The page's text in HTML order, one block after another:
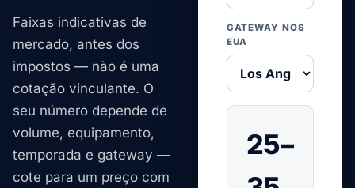
Faixas indicativas de
mercado, antes dos
impostos — não é uma
cotação vinculante. O
seu número depende de
volume, equipamento,
temporada e gateway —
cote para um preço com
GATEWAY NOS
EUA
25–